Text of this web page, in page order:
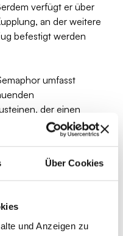
Über Cookies
und Anzeigen zu
verfügt er über
an der weitere
befestigt werden
umfasst
der einen
mit dem Namen der
BR 52 und polnische
Klemmbauseine, die
von ca. 65 cm
Zweifarben-